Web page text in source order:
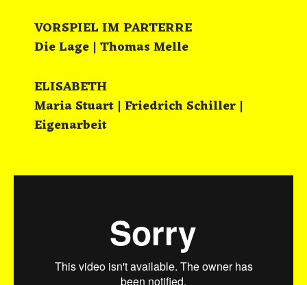
VORSPIEL IM PARTERRE
Die Lage | Thomas Melle
ELISABETH
Maria Stuart | Friedrich Schiller |
Eigenarbeit